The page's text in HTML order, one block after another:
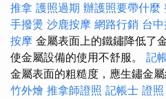
推拿 護照過期 辦護照要帶什麼
手撥燙 沙鹿按摩 網路行銷 台
按摩 金屬表面上的鐵鏽降低了
使金屬設備的使用不舒服。 記
金屬表面的粗糙度，應生鏽金屬
竹外燴 推拿師證照 記帳士 證